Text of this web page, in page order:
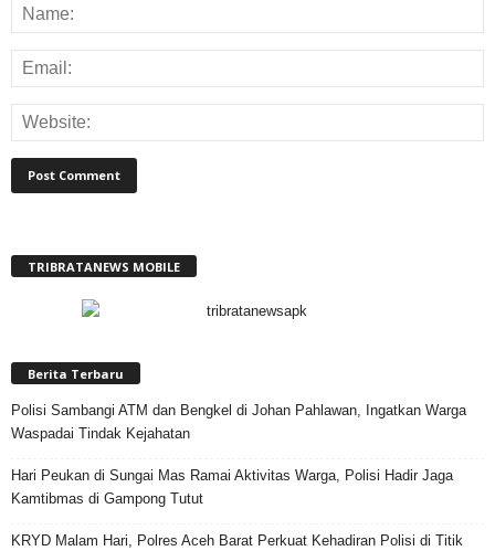
TRIBRATANEWS MOBILE
Berita Terbaru
Polisi Sambangi ATM dan Bengkel di Johan Pahlawan, Ingatkan Warga
Waspadai Tindak Kejahatan
Hari Peukan di Sungai Mas Ramai Aktivitas Warga, Polisi Hadir Jaga
Kamtibmas di Gampong Tutut
KRYD Malam Hari, Polres Aceh Barat Perkuat Kehadiran Polisi di Titik